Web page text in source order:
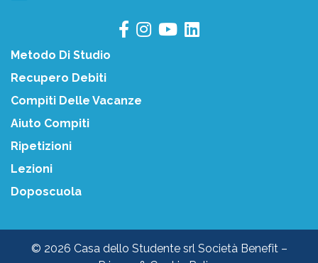
Metodo Di Studio
Recupero Debiti
Compiti Delle Vacanze
Aiuto Compiti
Ripetizioni
Lezioni
Doposcuola
© 2026 Casa dello Studente srl Società Benefit –